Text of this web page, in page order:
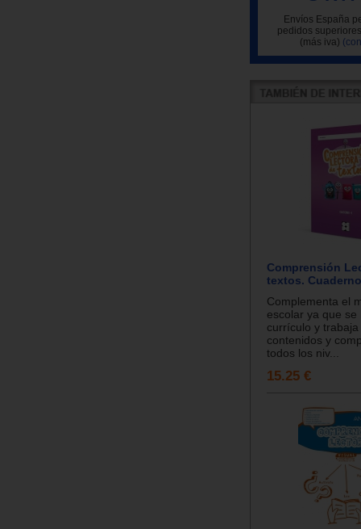
Envíos España
pedidos
(más iva)
Comprensión
textos.
Complementa el
escolar ya que se
currículo y
contenidos y
todos los niv...
15.25 €